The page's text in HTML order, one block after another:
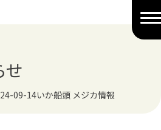
せ
09-14いか船頭 メジカ情報